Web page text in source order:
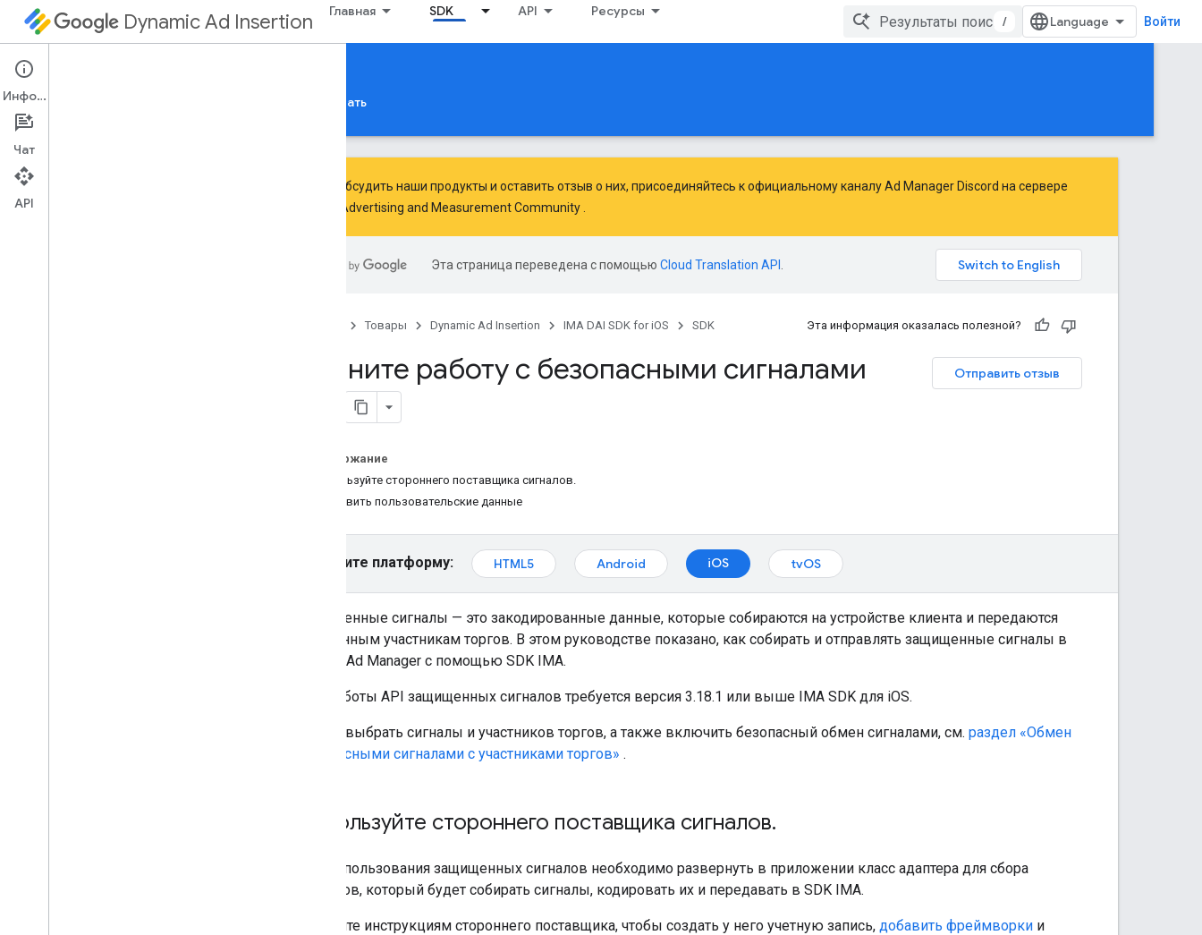
Dynamic Ad Insertion Главная SDK API Ресурсы
/ Войти
IMA DAI SDK для iOS
Руководства Скачать
Чтобы обсудить наши продукты и оставить отзыв о них, присоединяйтесь к официальному каналу Ad Manager Discord на сервере
Google Advertising and Measurement Community
Эта страница переведена с помощью Cloud Translation API
Товары Dynamic Ad Insertion IMA DAI SDK for iOS SDK Эта информация оказалась полезной?
Отправить отзыв
Начните работу с безопасными сигналами
Содержание
Используйте стороннего поставщика сигналов.
Отправить пользовательские данные
Выберите платформу: HTML5 Android iOS tvOS
Защищенные сигналы — это закодированные данные, которые собираются на устройстве клиента и передаются
выбранным участникам торгов. В этом руководстве показано, как собирать и отправлять защищенные сигналы в
Google Ad Manager с помощью SDK IMA.
Для работы API защищенных сигналов требуется версия 3.18.1 или выше IMA SDK для iOS.
Чтобы выбрать сигналы и участников торгов, а также включить безопасный обмен сигналами, см. раздел «Обмен
безопасными сигналами с участниками торгов» .
Используйте стороннего поставщика сигналов.
Для использования защищенных сигналов необходимо развернуть в приложении класс адаптера для сбора
сигналов, который будет собирать сигналы, кодировать их и передавать в SDK IMA.
Следуйте инструкциям стороннего поставщика, чтобы создать у него учетную запись, добавить фреймворки и
Информация
Чат
API